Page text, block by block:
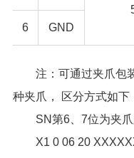
6
GND
注：可通过夹爪包
种夹爪， 区分方式如下
SN第6、7位为夹
X1 0 06 20